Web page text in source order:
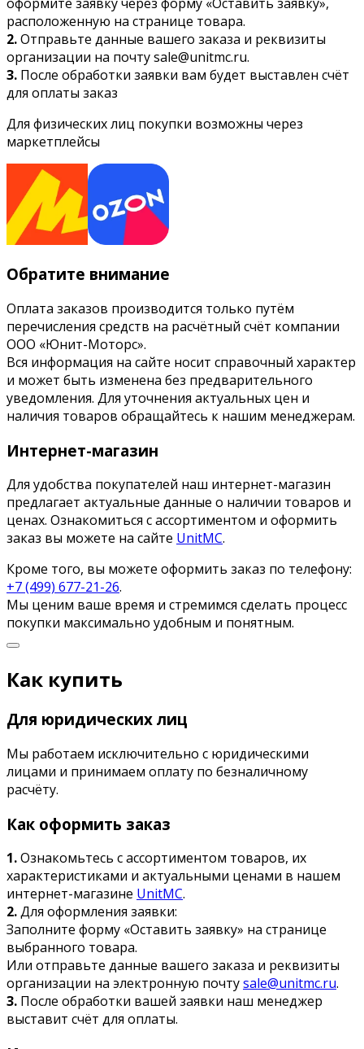
расположенную на странице товара.
2.Отправьте данные вашего заказа и реквизиты
организации на почту sale@unitmc.ru.
3. После обработки заявки вам будет выставлен счёт
для оплаты заказ
Для физических лиц покупки возможны через
маркетплейсы
Обратите внимание
Оплата заказов производится только путём
перечисления средств на расчётный счёт компании
ООО «Юнит-Моторс».
Вся информация на сайте носит справочный характер
и может быть изменена без предварительного
уведомления. Для уточнения актуальных цен и
наличия товаров обращайтесь к нашим менеджерам.
Интернет-магазин
Для удобства покупателей наш интернет-магазин
предлагает актуальные данные о наличии товаров и
ценах. Ознакомиться с ассортиментом и оформить
заказ вы можете на сайте UnitMC.
Кроме того, вы можете оформить заказ по телефону:
+7 (499) 677-21-26.
Мы ценим ваше время и стремимся сделать процесс
покупки максимально удобным и понятным.
Как купить
Для юридических лиц
Мы работаем исключительно с юридическими
лицами и принимаем оплату по безналичному
расчёту.
Как оформить заказ
1.Ознакомьтесь с ассортиментом товаров, их
характеристиками и актуальными ценами в нашем
интернет-магазине UnitMC.
2.Для оформления заявки:
Заполните форму «Оставить заявку» на странице
выбранного товара.
Или отправьте данные вашего заказа и реквизиты
организации на электронную почтуsale@unitmc.ru.
3. После обработки вашей заявки наш менеджер
выставит счёт для оплаты.